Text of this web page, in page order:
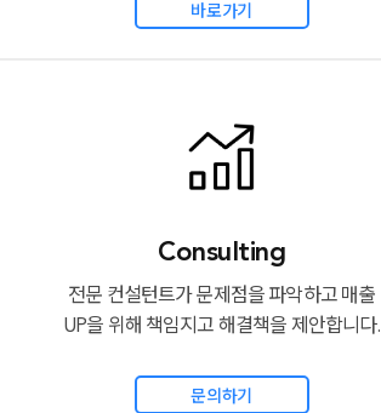
바로가기
Consulting
전문 컨설턴트가 문제점을 파악하고 매출
UP을 위해 책임지고 해결책을 제안합니다.
문의하기